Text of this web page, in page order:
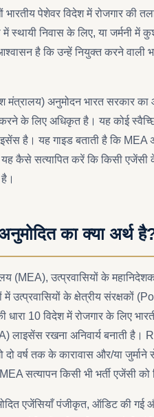
भारतीय पेशेवर विदेश में रोजगार
स्थायी निवास के लिए, या जर्मनी
है कि उन्हें नियुक्त करने वाली
मंत्रालय) अनुमोदन भारत सरकार का
के लिए अधिकृत है। यह कोई
है। यह गाइड बताती है कि MEA
यह कैसे सत्यापित करें कि किसी
का क्या अर्थ
(MEA), उत्प्रवासियों के
में उत्प्रवासियों के क्षेत्रीय संरक्षकों
धारा 10 विदेश में रोजगार के लिए
लाइसेंस रखना अनिवार्य बनाती है।
दो वर्ष तक के कारावास और/या
सत्यापन किसी भी भर्ती एजेंसी
एजेंसियाँ पंजीकृत, ऑडिट की गई